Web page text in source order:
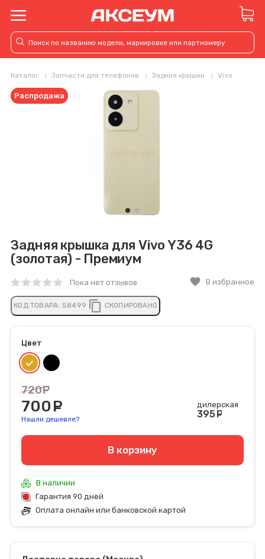
Каталог Запчасти для телефонов Задние крышки Vivo
Задняя крышка для Vivo Y36 4G
(золотая) - Премиум
Пока нет отзывов favorite В избранное
КОД ТОВАРА: 58499 content_copy СКОПИРОВАНО
Распродажа
Цвет
720
700
Нашли дешевле?
дилерская
395
В корзину
В наличии
Гарантия 90 дней
Оплата онлайн или банковской картой